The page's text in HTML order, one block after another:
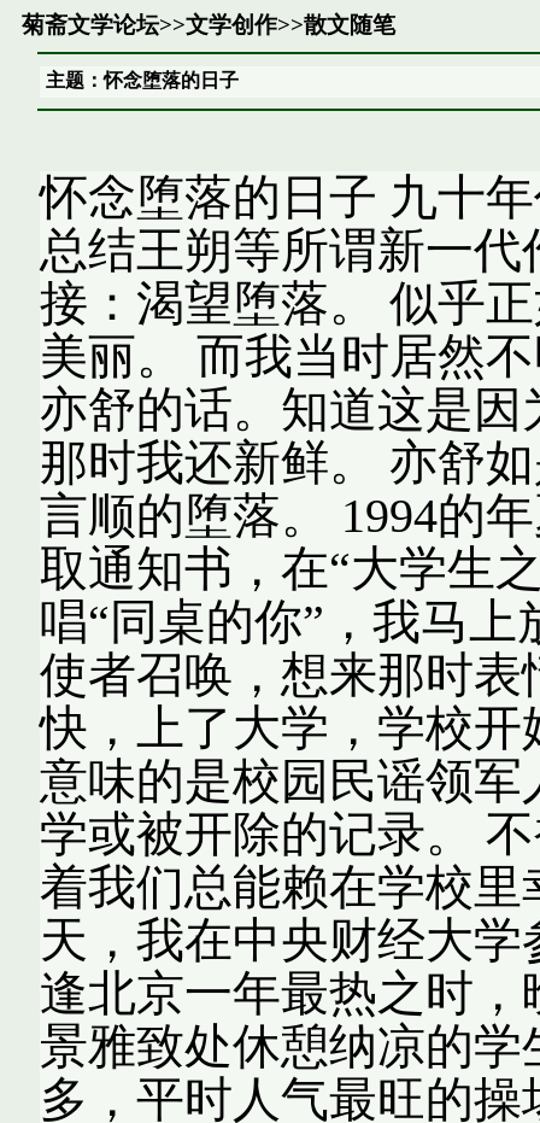
菊斋文学论坛>>文学创作>>散文随笔
主题：怀念堕落的日子
怀念堕落的日子 九十
总结王朔等所谓新一
接：渴望堕落。 似乎
美丽。 而我当时居然
亦舒的话。知道这是
那时我还新鲜。 亦舒
言顺的堕落。 1994的
取通知书，在“大学生
唱“同桌的你”，我马
使者召唤，想来那时
快，上了大学，学校
意味的是校园民谣领
学或被开除的记录。
着我们总能赖在学校里
天，我在中央财经大
逢北京一年最热之时
景雅致处休憩纳凉的
多，平时人气最旺的